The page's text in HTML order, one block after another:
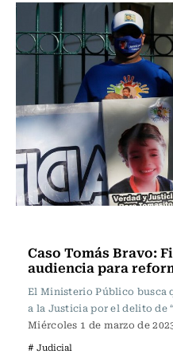
Caso Tomás Bravo:
audiencia para
El Ministerio Público busca
a la Justicia por el delito de
Miércoles 1 de marzo de
# Judicial